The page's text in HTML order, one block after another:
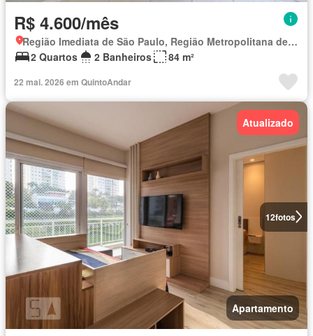
R$ 4.600/mês
Região Imediata de São Paulo, Região Metropolitana de São Paulo
2 Quartos
2 Banheiros 84 m²
22 mai. 2026 em QuintoAndar
12fotos
Atualizado
Apartamento